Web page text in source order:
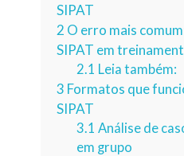
SIPAT
2 O erro mais
SIPAT em
2.1 Leia também:
3 Formatos que
SIPAT
3.1 Análise de
em grupo